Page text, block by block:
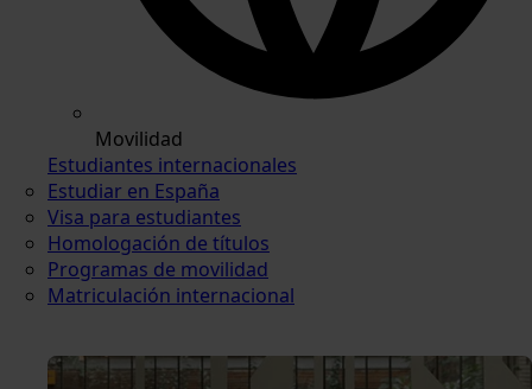
Movilidad
Estudiantes internacionales
Estudiar en España
Visa para estudiantes
Homologación de títulos
Programas de movilidad
Matriculación internacional